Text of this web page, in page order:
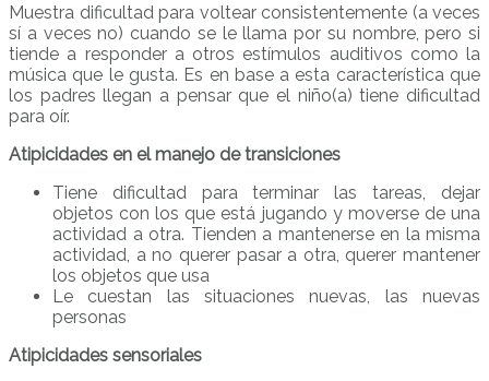
Muestra dificultad para voltear consistentemente (a veces
sí a veces no) cuando se le llama por su nombre, pero si
tiende a responder a otros estímulos auditivos como la
música que le gusta. Es en base a esta característica que
los padres llegan a pensar que el niño(a) tiene dificultad
para oír.
Atipicidades en el manejo de transiciones
Tiene dificultad para terminar las tareas, dejar
objetos con los que está jugando y moverse de una
actividad a otra. Tienden a mantenerse en la misma
actividad, a no querer pasar a otra, querer mantener
los objetos que usa
Le cuestan las situaciones nuevas, las nuevas
personas
Atipicidades sensoriales